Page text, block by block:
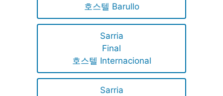
호스텔 Barullo
Sarria
Final
호스텔 Internacional
Sarria